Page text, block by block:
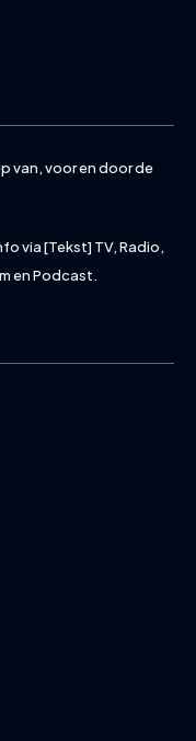
van, voor en door de
via [Tekst] TV, Radio,
en Podcast.